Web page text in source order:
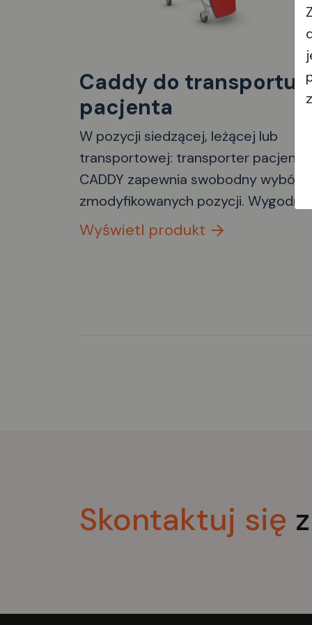
Caddy do transportu
pacjenta
W pozycji siedzącej, leżącej lub
transportowej: transporter pacjenta
CADDY zapewnia swobodny wybór
zmodyfikowanych pozycji. Wygodne
krzesło umożliwia łatwe i bezpieczne
wsiadanie i wysiadanie pacjentów o
Wyświetl produkt
Skontaktuj się